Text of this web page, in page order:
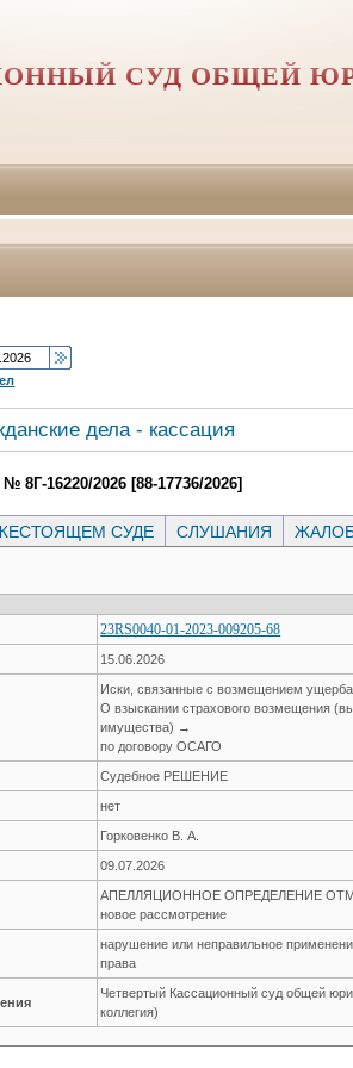
СУД ОБЩЕЙ
дела - кассация
8Г-16220/2026 [88-17736/2026]
СУДЕ СЛУШАНИЯ
23RS0040-01-2023-009205-68
15.06.2026
Иски, связанные с возмещением
О взыскании страхового возмещения
имущества) →
по договору ОСАГО
Судебное РЕШЕНИЕ
нет
Горковенко В. А.
09.07.2026
АПЕЛЛЯЦИОННОЕ ОПРЕДЕЛЕНИЕ
новое рассмотрение
нарушение или неправильное
права
Четвертый Кассационный суд общей
коллегия)